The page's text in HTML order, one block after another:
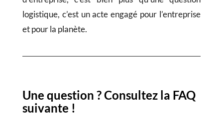
logistique, c’est un acte engagé pour l’entreprise
et pour la planète.
Une question ? Consultez la FAQ
suivante !